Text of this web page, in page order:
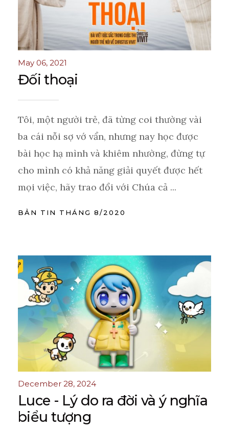
May 06, 2021
Đối thoại
Tôi, một người trẻ, đã từng coi thường vài
ba cái nỗi sợ vớ vẩn, nhưng nay học được
bài học hạ mình và khiêm nhường, đừng tự
cho mình có khả năng giải quyết được hết
mọi việc, hãy trao đổi với Chúa cả ...
BẢN TIN THÁNG 8/2020
December 28, 2024
Luce - Lý do ra đời và ý nghĩa
biểu tượng